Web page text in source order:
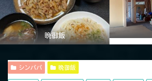
晩御飯
シンパパ 晩御飯